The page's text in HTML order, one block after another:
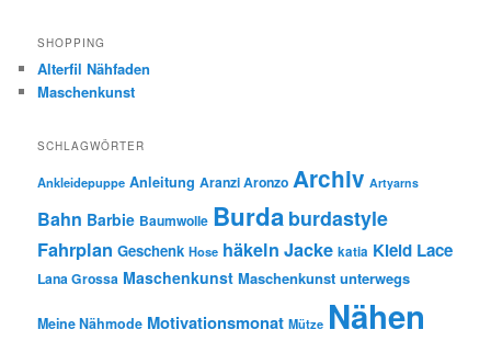
SHOPPING
Alterfil Nähfaden
Maschenkunst
SCHLAGWÖRTER
Ankleidepuppe Anleitung Aranzi Aronzo Archiv Artyarns
Bahn Barbie Baumwolle Burda burdastyle
Fahrplan Geschenk Hose häkeln Jacke katia Kleid Lace
Lana Grossa Maschenkunst Maschenkunst unterwegs
Meine Nähmode Motivationsmonat Mütze Nähen